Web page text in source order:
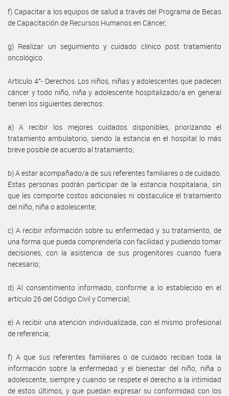
f) Capacitar a los equipos de salud a través del Programa de Becas
de Capacitación de Recursos Humanos en Cáncer;
g) Realizar un seguimiento y cuidado clínico post tratamiento
oncológico.
Artículo 4°- Derechos. Los niños, niñas y adolescentes que padecen
cáncer y todo niño, niña y adolescente hospitalizado/a en general
tienen los siguientes derechos:
a) A recibir los mejores cuidados disponibles, priorizando el
tratamiento ambulatorio, siendo la estancia en el hospital lo más
breve posible de acuerdo al tratamiento;
b) A estar acompañado/a de sus referentes familiares o de cuidado.
Estas personas podrán participar de la estancia hospitalaria, sin
que les comporte costos adicionales ni obstaculice el tratamiento
del niño, niña o adolescente;
c) A recibir información sobre su enfermedad y su tratamiento, de
una forma que pueda comprenderla con facilidad y pudiendo tomar
decisiones, con la asistencia de sus progenitores cuando fuera
necesario;
d) Al consentimiento informado, conforme a lo establecido en el
artículo 26 del Código Civil y Comercial;
e) A recibir una atención individualizada, con el mismo profesional
de referencia;
f) A que sus referentes familiares o de cuidado reciban toda la
información sobre la enfermedad y el bienestar del niño, niña o
adolescente, siempre y cuando se respete el derecho a la intimidad
de estos últimos, y que puedan expresar su conformidad con los